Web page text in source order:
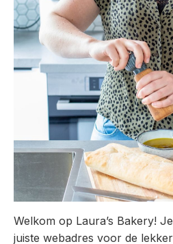
Welkom op Laura’s Bakery!
juiste webadres voor de